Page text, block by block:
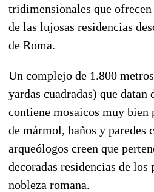
tridimensionales que
de las lujosas residencias
de Roma.
Un complejo de 1.800
yardas cuadradas) que
contiene mosaicos muy bien
de mármol, baños y paredes
arqueólogos creen que
decoradas residencias de los
nobleza romana.